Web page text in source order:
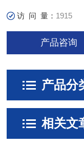
访 问 量： 1915
产品咨询
产品分
相关文